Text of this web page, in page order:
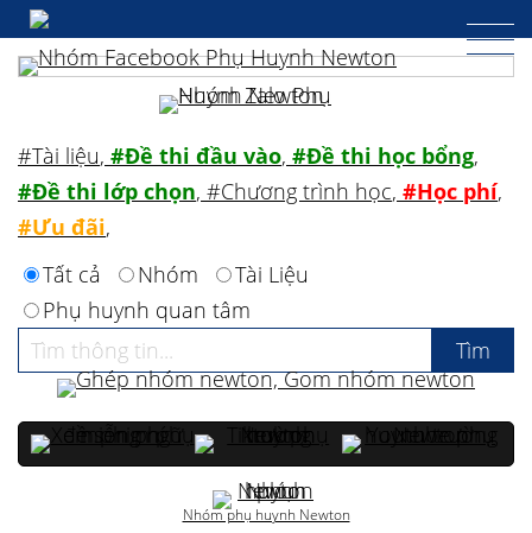
#Tài liệu, #Đề thi đầu vào, #Đề thi học bổng,
#Đề thi lớp chọn, #Chương trình học, #Học phí,
#Ưu đãi,
Tất cả
Nhóm
Tài Liệu
Phụ huynh quan tâm
Nhóm phụ huynh Newton